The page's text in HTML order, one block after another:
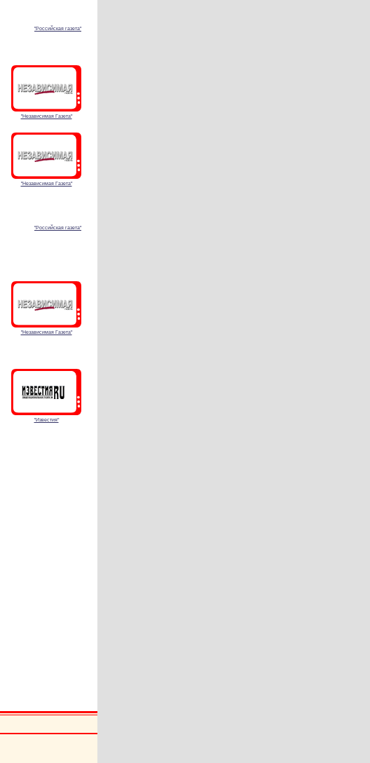
"Российская газета"
"Независимая Газета"
"Независимая Газета"
"Российская газета"
"Независимая Газета"
"Известия"